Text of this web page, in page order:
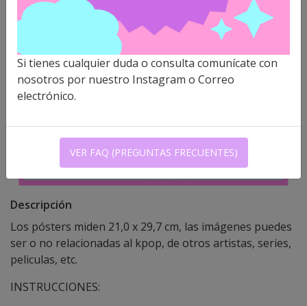
Descripción
Los pósters miden 21,0 x 29,7 cm, las imágenes puedes
ser o no relacionadas al kpop, de otros artistas, series,
peliculas, etc.
INSTRUCCIONES:
Si tienes cualquier duda o consulta comunícate con
nosotros por nuestro Instagram o Correo
electrónico.
VER FAQ (PREGUNTAS FRECUENTES)